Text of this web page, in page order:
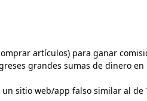
artículos) para ganar
grandes sumas de dinero
sitio web/app falso similar al de